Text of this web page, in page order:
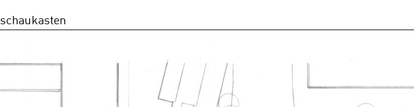
schaukasten